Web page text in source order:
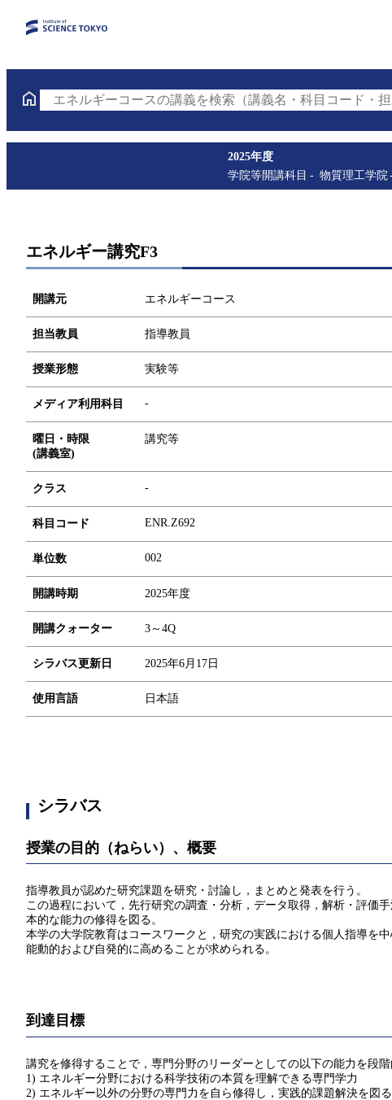
エネルギーコースの講義を検索（講義名・科目コード・担
2025年度
学院等開講科目
物質理工学院
エネルギー講究F3
開講元 エネルギーコース
担当教員 指導教員
授業形態 実験等
メディア利用科目 -
曜日・時限
(講義室)
講究等
クラス -
科目コード ENR.Z692
単位数 002
開講時期 2025年度
開講クォーター 3～4Q
シラバス更新日 2025年6月17日
使用言語 日本語
シラバス
授業の目的（ねらい）、概要
指導教員が認めた研究課題を研究・討論し，まとめと発表を行う。
この過程において，先行研究の調査・分析，データ取得，解析・評価
本的な能力の修得を図る。
本学の大学院教育はコースワークと，研究の実践における個人指導を
能動的および自発的に高めることが求められる。
到達目標
講究を修得することで，専門分野のリーダーとしての以下の能力を段階
1) エネルギー分野における科学技術の本質を理解できる専門学力
2) エネルギー以外の分野の専門力を自ら修得し，実践的課題解決を図